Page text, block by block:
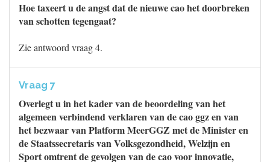
Hoe taxeert u de angst dat de nieuwe cao het doorbreken
van schotten tegengaat?
Zie antwoord vraag 4.
Vraag 7
Overlegt u in het kader van de beoordeling van het
algemeen verbindend verklaren van de cao ggz en van
het bezwaar van Platform MeerGGZ met de Minister en
de Staatssecretaris van Volksgezondheid, Welzijn en
Sport omtrent de gevolgen van de cao voor innovatie,